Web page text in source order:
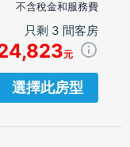
不含稅金和服務費
只剩 3 間客房
元
選擇此房型